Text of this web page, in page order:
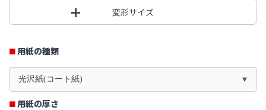
変形サイズ
用紙の種類
光沢紙(コート紙)
用紙の厚さ